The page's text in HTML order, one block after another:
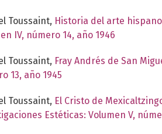
Toussaint, Historia del arte
IV, número 14, año 1946
Toussaint, Fray Andrés de San
13, año 1945
Toussaint, El Cristo de
Estéticas: Volumen V,